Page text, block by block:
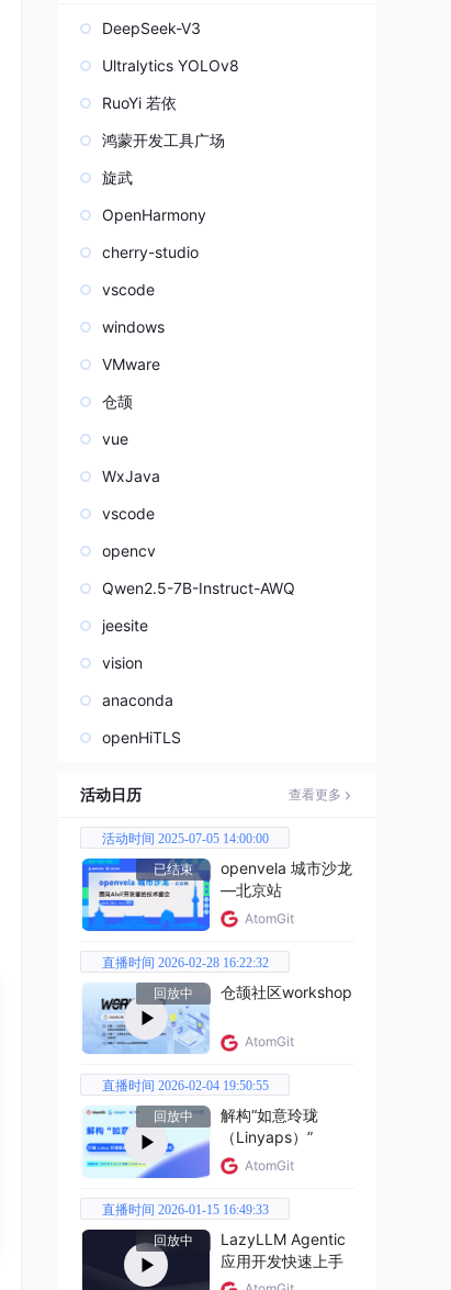
DeepSeek-V3
Ultralytics YOLOv8
RuoYi 若依
鸿蒙开发工具广场
旋武
OpenHarmony
cherry-studio
vscode
windows
VMware
仓颉
vue
WxJava
vscode
opencv
Qwen2.5-7B-Instruct-AWQ
jeesite
vision
anaconda
openHiTLS
活动日历 查看更多
活动时间 2025-07-05 14:00:00
已结束
openvela 城市沙龙
—北京站
AtomGit
直播时间 2026-02-28 16:22:32
回放中
仓颉社区workshop
AtomGit
直播时间 2026-02-04 19:50:55
回放中
解构“如意玲珑
（Linyaps）”
AtomGit
直播时间 2026-01-15 16:49:33
回放中
LazyLLM Agentic
应用开发快速上手